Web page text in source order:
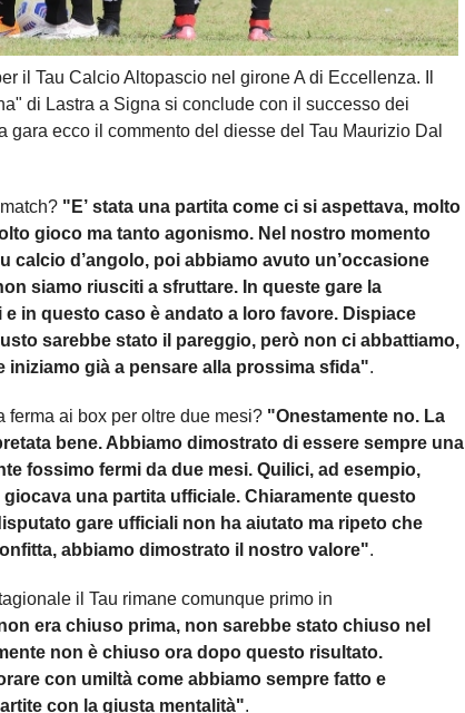
il Tau Calcio Altopascio nel girone A di Eccellenza. Il
di Lastra a Signa si conclude con il successo dei
gara ecco il commento del diesse del Tau Maurizio Dal
"E’ stata una partita come ci si aspettava, molto
gioco ma tanto agonismo. Nel nostro momento
calcio d’angolo, poi abbiamo avuto un’occasione
siamo riusciti a sfruttare. In queste gare la
in questo caso è andato a loro favore. Dispiace
sarebbe stato il pareggio, però non ci abbattiamo,
iniziamo già a pensare alla prossima sfida".
ferma ai box per oltre due mesi? "Onestamente no. La
bene. Abbiamo dimostrato di essere sempre una
fossimo fermi da due mesi. Quilici, ad esempio,
una partita ufficiale. Chiaramente questo
gare ufficiali non ha aiutato ma ripeto che
abbiamo dimostrato il nostro valore".
il Tau rimane comunque primo in
era chiuso prima, non sarebbe stato chiuso nel
non è chiuso ora dopo questo risultato.
con umiltà come abbiamo sempre fatto e
con la giusta mentalità".